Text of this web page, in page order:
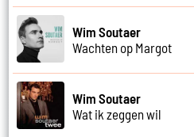
Wim Soutaer
Wachten op Margot
Wim Soutaer
Wat ik zeggen wil